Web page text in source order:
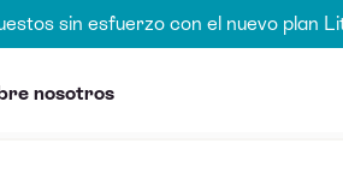
sin esfuerzo con el nuevo plan
nosotros